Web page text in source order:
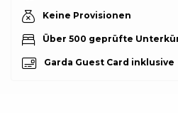
Keine Provisionen
Über 500 geprüfte
Garda Guest Card inklusive